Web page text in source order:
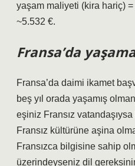
yaşam maliyeti (kira hariç) =
~5.532 €.
Fransa’da
Fransa’da daimi ikamet
beş yıl orada yaşamış
eşiniz Fransız vatandaşıysa
Fransız kültürüne aşina
Fransızca bilgisine sahip
üzerindeyseniz dil